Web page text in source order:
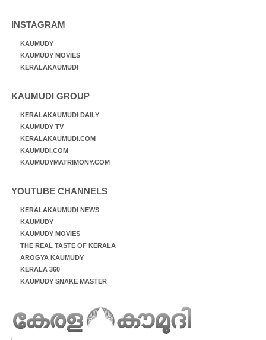
INSTAGRAM
KAUMUDY
KAUMUDY MOVIES
KERALAKAUMUDI
KAUMUDI GROUP
KERALAKAUMUDI DAILY
KAUMUDY TV
KERALAKAUMUDI.COM
KAUMUDI.COM
KAUMUDYMATRIMONY.COM
YOUTUBE CHANNELS
KERALAKAUMUDI NEWS
KAUMUDY
KAUMUDY MOVIES
THE REAL TASTE OF KERALA
AROGYA KAUMUDY
KERALA 360
KAUMUDY SNAKE MASTER